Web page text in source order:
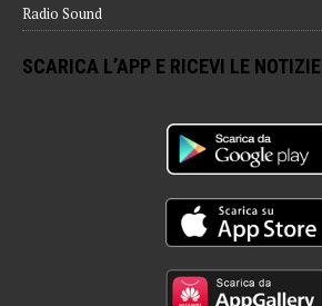
Radio Sound
SCARICA L’APP E RICEVI LE NOTIZIE